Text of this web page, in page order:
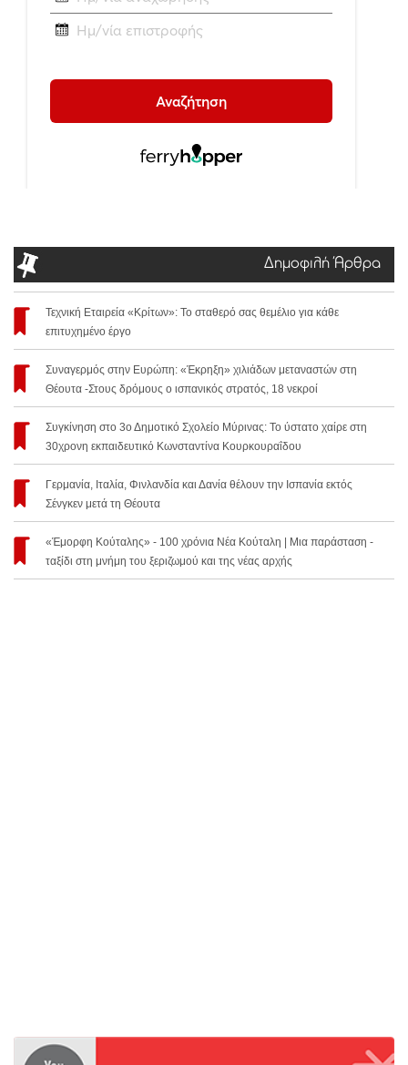
Δημοφιλή Άρθρα
Τεχνική Εταιρεία «Κρίτων»: Το σταθερό σας θεμέλιο για κάθε
επιτυχημένο έργο
Συναγερμός στην Ευρώπη: «Έκρηξη» χιλιάδων μεταναστών στη
Θέουτα -Στους δρόμους ο ισπανικός στρατός, 18 νεκροί
Συγκίνηση στο 3ο Δημοτικό Σχολείο Μύρινας: Το ύστατο χαίρε στη
30χρονη εκπαιδευτικό Κωνσταντίνα Κουρκουραΐδου
Γερμανία, Ιταλία, Φινλανδία και Δανία θέλουν την Ισπανία εκτός
Σένγκεν μετά τη Θέουτα
«Έμορφη Κούταλης» - 100 χρόνια Νέα Κούταλη | Μια παράσταση -
ταξίδι στη μνήμη του ξεριζωμού και της νέας αρχής